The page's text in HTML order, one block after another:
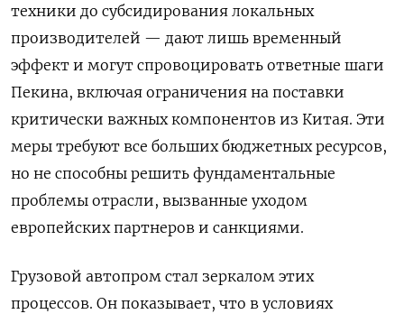
техники до субсидирования локальных
производителей — дают лишь временный
эффект и могут спровоцировать ответные шаги
Пекина, включая ограничения на поставки
критически важных компонентов из Китая. Эти
меры требуют все больших бюджетных ресурсов,
но не способны решить фундаментальные
проблемы отрасли, вызванные уходом
европейских партнеров и санкциями.
Грузовой автопром стал зеркалом этих
процессов. Он показывает, что в условиях